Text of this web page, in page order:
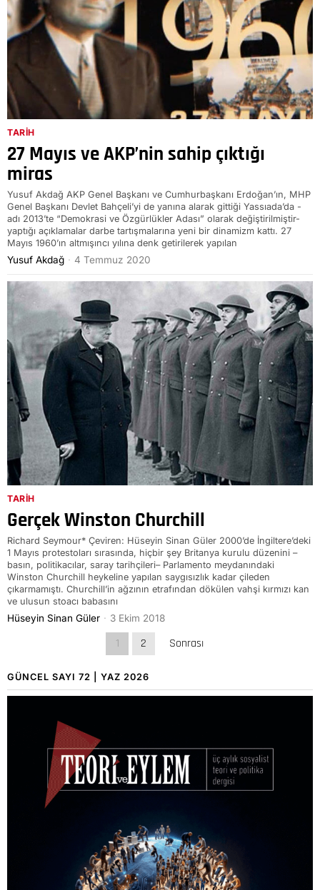
TARIH
27 Mayıs ve AKP’nin sahip çıktığı
miras
Yusuf Akdağ AKP Genel Başkanı ve Cumhurbaşkanı Erdoğan’ın, MHP
Genel Başkanı Devlet Bahçeli’yi de yanına alarak gittiği Yassıada’da -
adı 2013’te “Demokrasi ve Özgürlükler Adası” olarak değiştirilmiştir-
yaptığı açıklamalar darbe tartışmalarına yeni bir dinamizm kattı. 27
Mayıs 1960’ın altmışıncı yılına denk getirilerek yapılan
Yusuf Akdağ 4 Temmuz 2020
TARIH
Gerçek Winston Churchill
Richard Seymour* Çeviren: Hüseyin Sinan Güler 2000’de İngiltere’deki
1 Mayıs protestoları sırasında, hiçbir şey Britanya kurulu düzenini –
basın, politikacılar, saray tarihçileri– Parlamento meydanındaki
Winston Churchill heykeline yapılan saygısızlık kadar çileden
çıkarmamıştı. Churchill’in ağzının etrafından dökülen vahşi kırmızı kan
ve ulusun stoacı babasını
Hüseyin Sinan Güler 3 Ekim 2018
1 2 Sonrası
GÜNCEL SAYI 72 | YAZ 2026